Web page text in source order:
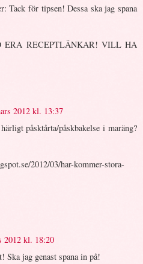
Tack för tipsen! Dessa ska jag spana
ERA RECEPTLÄNKAR! VILL HA
2012 kl. 13:37
påsktårta/påskbakelse i maräng?
2012/03/har-kommer-stora-
2012 kl. 18:20
Ska jag genast spana in på!